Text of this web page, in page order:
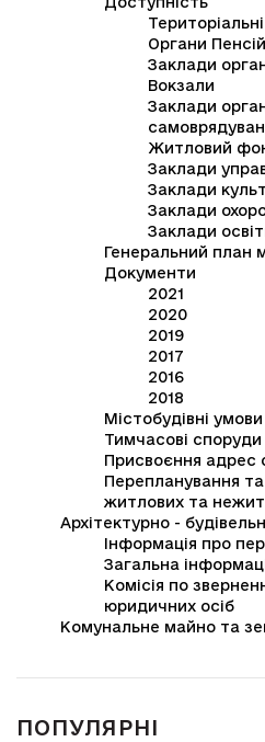
Органи
Заклади
Вокзали
Заклади
Житловий
Заклади
Заклади
Заклади
Заклади
Генеральний план
Документи
2021
2020
2019
2017
2016
2018
Містобудівні
Тимчасові споруди
Присвоєння адрес
Перепланування
житлових та
Архітектурно -
Інформація про
Загальна
Комісія по
юридичних осіб
Комунальне майно та
ПОПУЛЯРНІ